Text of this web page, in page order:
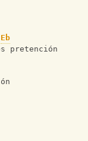
Eb
pretención